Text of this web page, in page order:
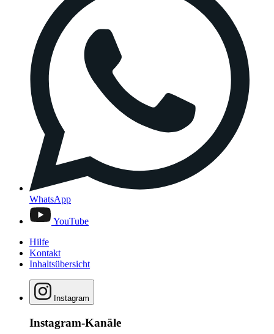
WhatsApp
YouTube
Hilfe
Kontakt
Inhaltsübersicht
Instagram
Instagram-Kanäle